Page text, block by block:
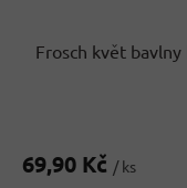
Frosch květ
produktu
69,90 Kč / ks